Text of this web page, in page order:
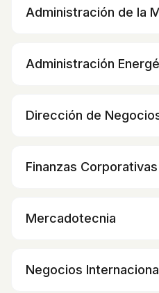
Administración de la
Administración
Dirección de
Finanzas Corporativas
Mercadotecnia
Negocios